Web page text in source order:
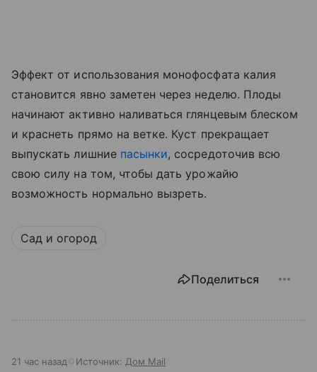
Эффект от использования монофосфата калия
становится явно заметен через неделю. Плоды
начинают активно наливаться глянцевым блеском
и краснеть прямо на ветке. Куст прекращает
выпускать лишние пасынки, сосредоточив всю
свою силу на том, чтобы дать урожайю
возможность нормально вызреть.
Сад и огород
Поделиться
21 час назад Источник: Дом Mail